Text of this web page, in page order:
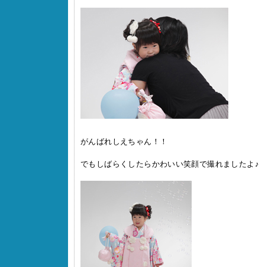
がんばれしえちゃん！！
でもしばらくしたらかわいい笑顔で撮れましたよ♪